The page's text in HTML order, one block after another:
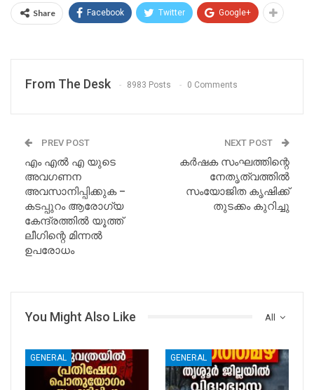
Share Facebook Twitter Google+
From The Desk 8983 Posts 0 Comments
PREV POST
എം എൽ എ യുടെ
അവഗണന
അവസാനിപ്പിക്കുക –
കടപ്പുറം ആരോഗ്യ
കേന്ദ്രത്തിൽ യൂത്ത്
ലീഗിന്റെ മിന്നൽ
ഉപരോധം
NEXT POST
കർഷക സംഘത്തിന്റെ
നേതൃത്വത്തിൽ
സംയോജിത കൃഷിക്ക്
തുടക്കം കുറിച്ചു
All
You Might Also Like
GENERAL GENERAL